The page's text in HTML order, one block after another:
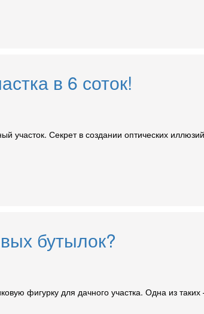
в 6 соток!
участок. Секрет в создании оптических
бутылок?
фигурку для дачного участка. Одна из